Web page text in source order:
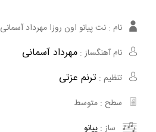
نام : نت پیانو اون روزا مهرداد آسمانی
نام آهنگساز : مهرداد آسمانی
تنظیم : ترنم عزتی
سطح : متوسط
ساز : پیانو